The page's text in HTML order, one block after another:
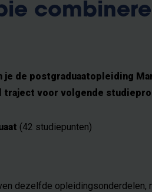
je de postgraduaatopleiding
traject voor volgende
(42 studiepunten)
dezelfde opleidingsonderdelen,